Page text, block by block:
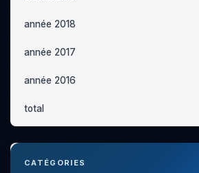
année 2018
année 2017
année 2016
total
CATÉGORIES